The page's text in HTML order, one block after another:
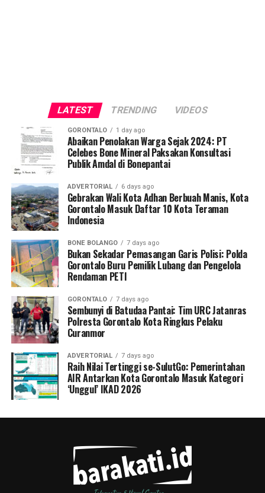
LATEST TRENDING VIDEOS
GORONTALO 1 day ago
Abaikan Penolakan Warga Sejak 2024: PT
Celebes Bone Mineral Paksakan Konsultasi
Publik Amdal di Bonepantai
ADVERTORIAL 6 days ago
Gebrakan Wali Kota Adhan Berbuah Manis, Kota
Gorontalo Masuk Daftar 10 Kota Teraman
Indonesia
BONE BOLANGO 7 days ago
Bukan Sekadar Pemasangan Garis Polisi: Polda
Gorontalo Buru Pemilik Lubang dan Pengelola
Rendaman PETI
GORONTALO 7 days ago
Sembunyi di Batudaa Pantai: Tim URC Jatanras
Polresta Gorontalo Kota Ringkus Pelaku
Curanmor
ADVERTORIAL 7 days ago
Raih Nilai Tertinggi se-SulutGo: Pemerintahan
AIR Antarkan Kota Gorontalo Masuk Kategori
‘Unggul’ IKAD 2026